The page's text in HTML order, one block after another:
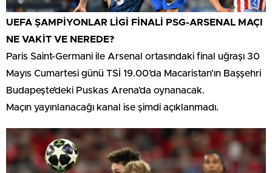
UEFA ŞAMPİYONLAR LİGİ FİNALİ PSG-ARSENAL MAÇI
NE VAKİT VE NEREDE?
Paris Saint-Germani ile Arsenal ortasındaki final uğraşı 30
Mayıs Cumartesi günü TSİ 19.00’da Macaristan’ın Başşehri
Budapeşte’deki Puskas Arena’da oynanacak.
Maçın yayınlanacağı kanal ise şimdi açıklanmadı.